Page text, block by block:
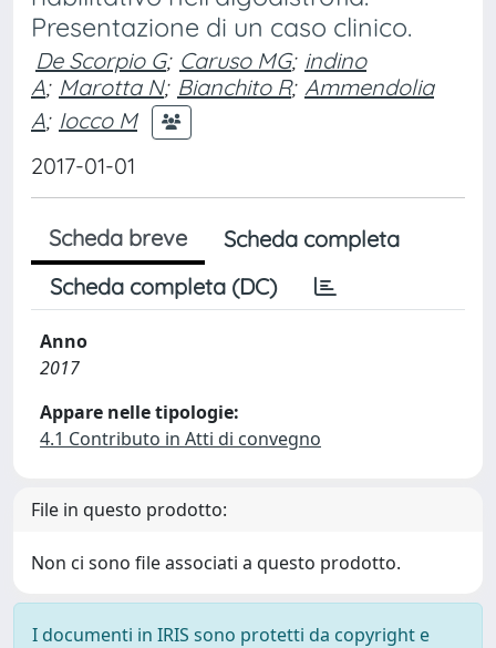
Presentazione di un caso clinico.
De Scorpio G; Caruso MG; indino
A; Marotta N; Bianchito R; Ammendolia
A; Iocco M
2017-01-01
Scheda breve
Scheda completa
Scheda completa (DC)
Anno
2017
Appare nelle tipologie:
4.1 Contributo in Atti di convegno
File in questo prodotto:
Non ci sono file associati a questo prodotto.
I documenti in IRIS sono protetti da copyright e